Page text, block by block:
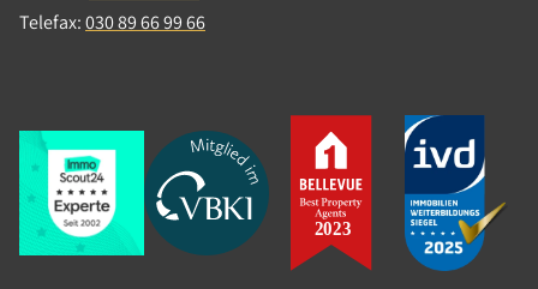
18.03.2026 |Ratgeber |Immobilienkauf,
Immobilienmakler, Berlin, Steuer
Telefax:030 89 66 99 66